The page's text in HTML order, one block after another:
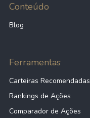
Conteúdo
Blog
Ferramentas
Carteiras Recomendadas
Rankings de Ações
Comparador de Ações